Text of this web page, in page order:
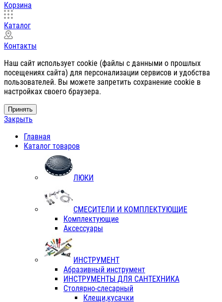
Корзина
Каталог
Контакты
Наш сайт использует cookie (файлы с данными о прошлых
посещениях сайта) для персонализации сервисов и удобства
пользователей. Вы можете запретить сохранение cookie в
настройках своего браузера.
Принять
Закрыть
Главная
Каталог товаров
ЛЮКИ
СМЕСИТЕЛИ И КОМПЛЕКТУЮЩИЕ
Комплектующие
Аксессуары
ИНСТРУМЕНТ
Абразивный инструмент
ИНСТРУМЕНТЫ ДЛЯ САНТЕХНИКА
Столярно-слесарный
Клещи,кусачки